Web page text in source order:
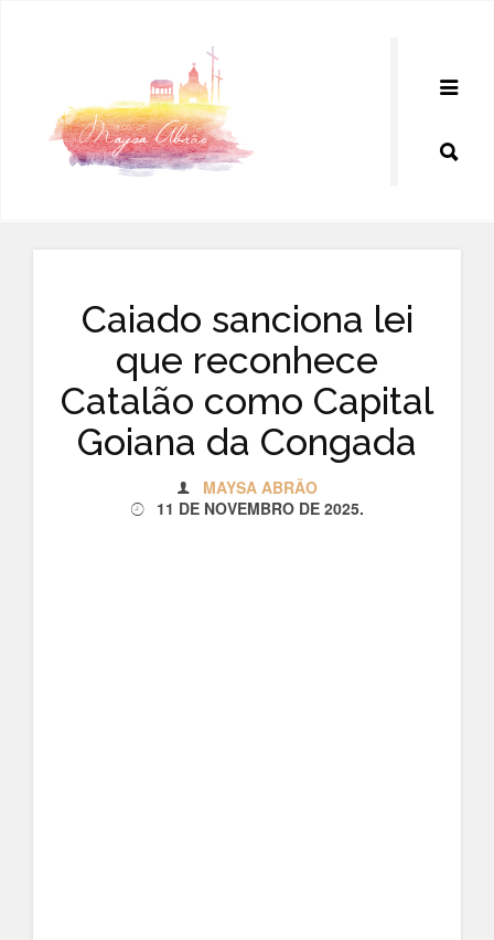
Caiado sanciona lei
que reconhece
Catalão como Capital
Goiana da Congada
MAYSA ABRÃO
11 DE NOVEMBRO DE 2025.